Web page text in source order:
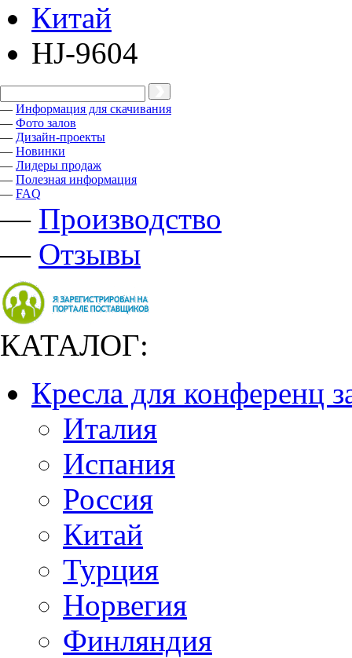
Китай
HJ-9604
— Информация для скачивания
— Фото залов
— Дизайн-проекты
— Новинки
— Лидеры продаж
— Полезная информация
— FAQ
— Производство
— Отзывы
КАТАЛОГ:
Кресла для конференц
Италия
Испания
Россия
Китай
Турция
Норвегия
Финляндия